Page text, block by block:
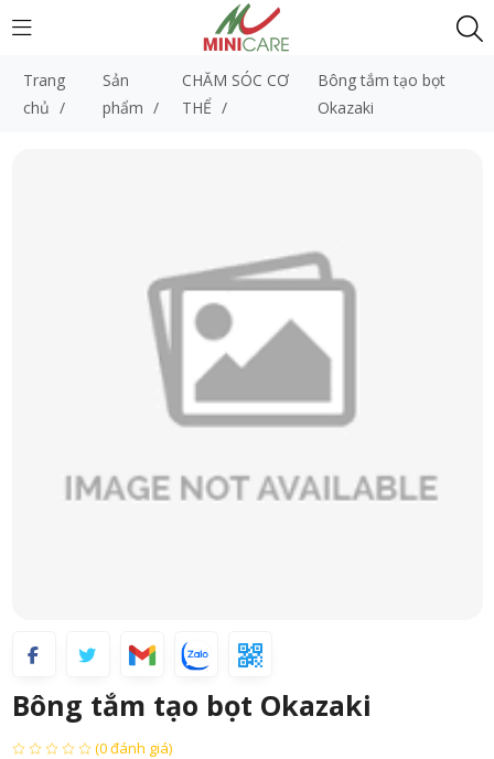
Trang
chủ /
Sản
phẩm /
CHĂM SÓC CƠ
THỂ /
Bông tắm tạo bọt
Okazaki
Bông tắm tạo bọt Okazaki
(0 đánh giá)